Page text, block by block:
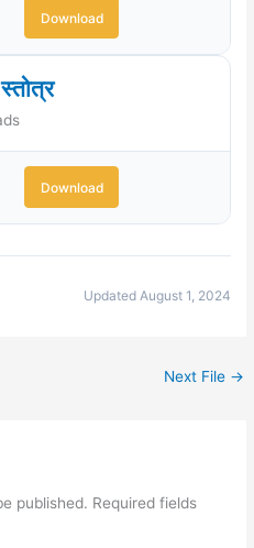
Download
Download
Updated August 1, 2024
Next File →
published. Required fields